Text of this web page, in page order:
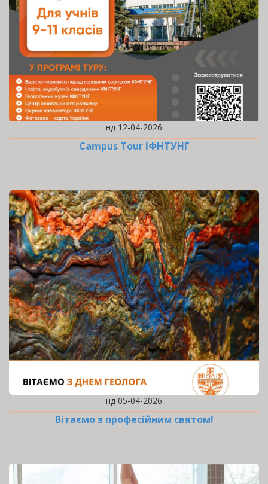
нд 12-04-2026
Campus Tour ІФНТУНГ
нд 05-04-2026
Вітаємо з професійним святом!